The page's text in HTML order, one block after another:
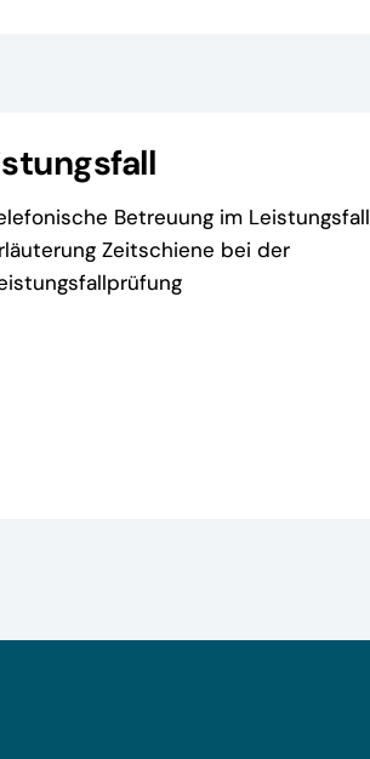
Betreuung im Leistungsfall
Zeitschiene bei der